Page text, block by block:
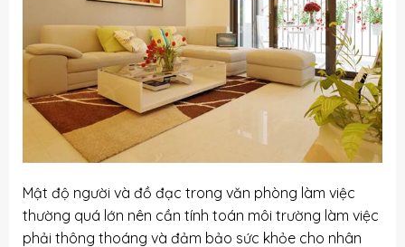
Mật độ người và đồ đạc trong văn phòng làm việc
thường quá lớn nên cần tính toán môi trường làm việc
phải thông thoáng và đảm bảo sức khỏe cho nhân